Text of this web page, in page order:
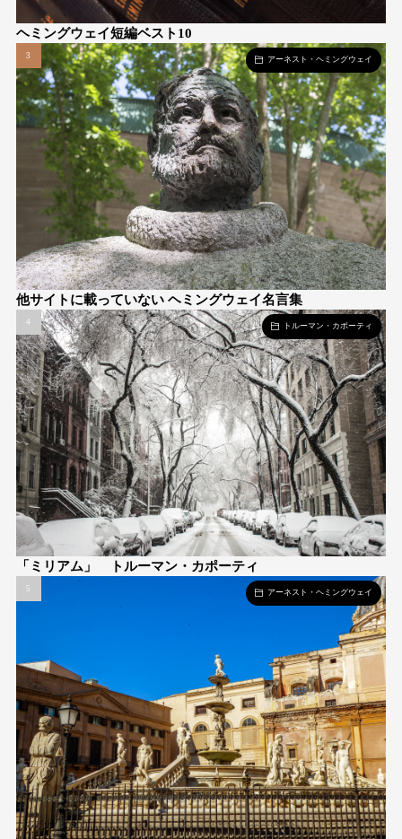
ヘミングウェイ短編ベスト10
アーネスト・ヘミングウェイ
他サイトに載っていない ヘミングウェイ名言集
トルーマン・カポーティ
「ミリアム」 トルーマン・カポーティ
アーネスト・ヘミングウェイ